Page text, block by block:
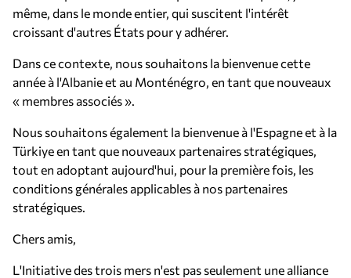
même, dans le monde entier, qui suscitent l'intérêt
croissant d'autres États pour y adhérer.
Dans ce contexte, nous souhaitons la bienvenue cette
année à l'Albanie et au Monténégro, en tant que nouveaux
« membres associés ».
Nous souhaitons également la bienvenue à l'Espagne et à la
Türkiye en tant que nouveaux partenaires stratégiques,
tout en adoptant aujourd'hui, pour la première fois, les
conditions générales applicables à nos partenaires
stratégiques.
Chers amis,
L'Initiative des trois mers n'est pas seulement une alliance